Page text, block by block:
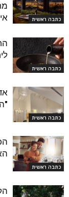
כתבה ראשית
כתבה ראשית
כתבה ראשית
כתבה ראשית